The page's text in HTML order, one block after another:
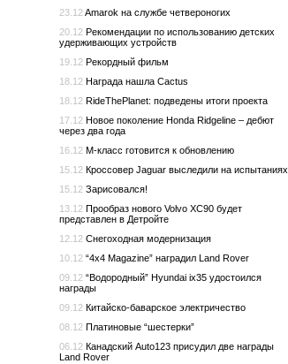
23.12 Amarok на службе четвероногих
20.12 Рекомендации по использованию детских
удерживающих устройств
19.12 Рекордный фильм
18.12 Награда нашла Cactus
18.12 RideThePlanet: подведены итоги проекта
17.12 Новое поколение Honda Ridgeline – дебют
через два года
16.12 M-класс готовится к обновлению
15.12 Кроссовер Jaguar выследили на испытаниях
15.12 Зарисовался!
13.12 Прообраз нового Volvo XC90 будет
представлен в Детройте
12.12 Снегоходная модернизация
10.12 “4x4 Magazine” наградил Land Rover
09.12 “Водородный” Hyundai ix35 удостоился
награды
09.12 Китайско-баварское электричество
08.12 Платиновые “шестерки”
06.12 Канадский Auto123 присудил две награды
Land Rover